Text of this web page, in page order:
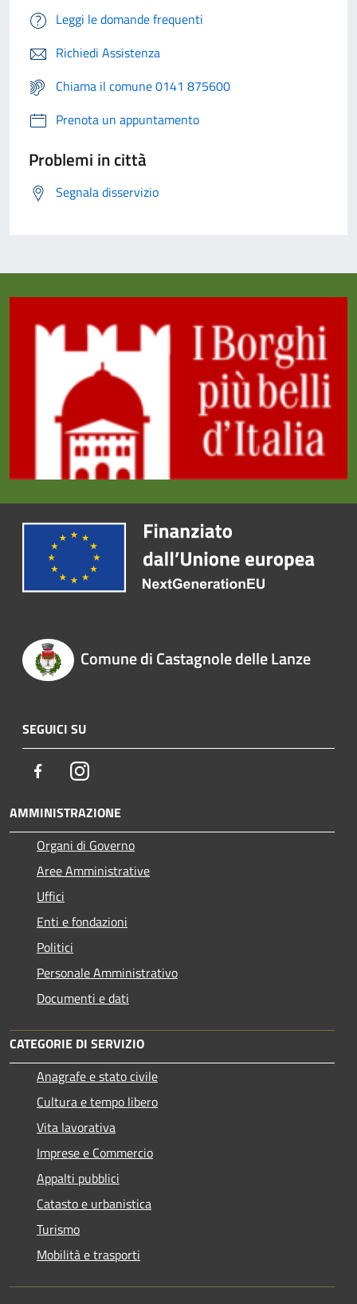
Leggi le domande frequenti
Richiedi Assistenza
Chiama il comune 0141 875600
Prenota un appuntamento
Problemi in città
Segnala disservizio
Comune di Castagnole delle Lanze
SEGUICI SU
FacebookInstagram
AMMINISTRAZIONE
Organi di Governo
Aree Amministrative
Uffici
Enti e fondazioni
Politici
Personale Amministrativo
Documenti e dati
CATEGORIE DI SERVIZIO
Anagrafe e stato civile
Cultura e tempo libero
Vita lavorativa
Imprese e Commercio
Appalti pubblici
Catasto e urbanistica
Turismo
Mobilità e trasporti